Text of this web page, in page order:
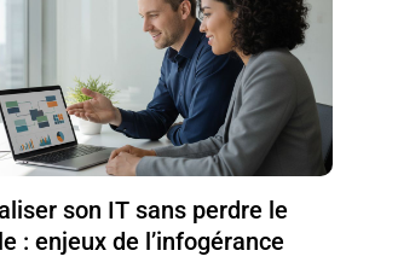
son IT sans perdre le
: enjeux de l’infogérance